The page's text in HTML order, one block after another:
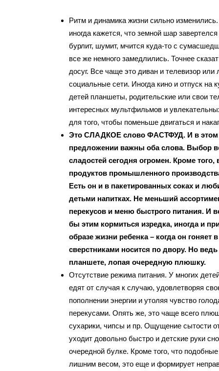
Ритм и динамика жизни сильно
иногда кажется, что земной шар
бурлит, шумит, мчится куда-то с
все же немного замедлились. Точнее
досуг. Все чаще это диван и телевизор
социальные сети. Иногда кино и отпуск на
детей планшеты, родительские или свои
интересных мультфильмов и
для того, чтобы поменьше двигаться и
Это СЛАДКОЕ слово ФАСТФУД. И в этом
предложении важны оба слова. Выбор
сладостей сегодня огромен. Кроме
продуктов промышленного
Есть он и в пакетированных соках и
детьми напитках. Не меньший
перекусов и меню быстрого питания. И
бы этим кормиться изредка, иногда и
образе жизни ребенка – когда он гоняет
сверстниками носится по двору. Но ведь
планшете, лопая очередную плюшку.
Отсутствие режима питания. У многих
едят от случая к случаю, удовлетворяя
пополнении энергии и утоляя чувство
перекусами. Опять же, это чаще всего
сухарики, чипсы и пр. Ощущение сытости
уходит довольно быстро и детские руки
очередной булке. Кроме того, что
лишним весом, это еще и формирует